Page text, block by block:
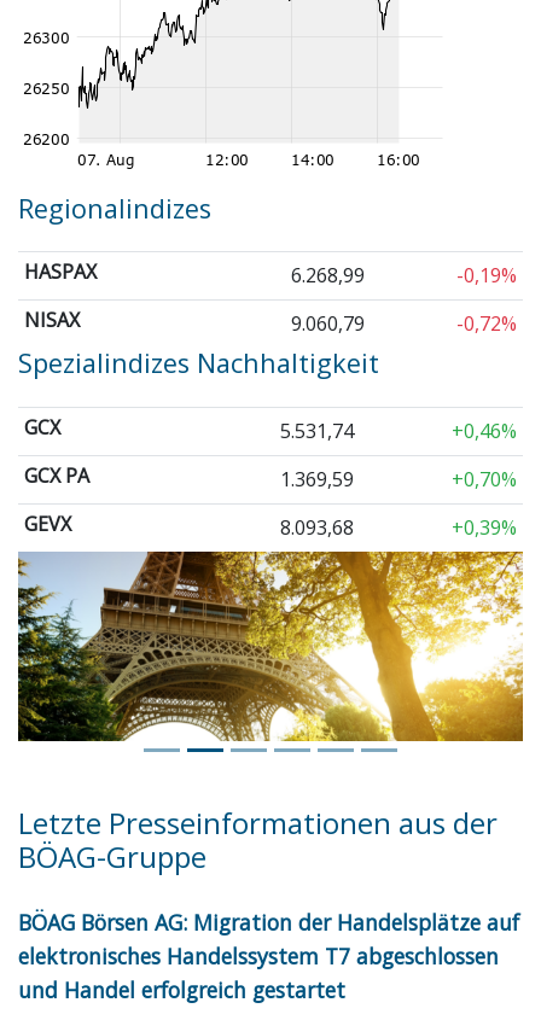
Regionalindizes
HASPAX 6.268,99
-0,19%
NISAX
9.060,79 -0,72%
Spezialindizes Nachhaltigkeit
GCX 5.531,74
+0,46%
GCX PA
1.369,59
+0,70%
GEVX
8.093,68 +0,39%
Letzte Presseinformationen aus der
BÖAG-Gruppe
BÖAG Börsen AG: Migration der Handelsplätze auf
elektronisches Handelssystem T7 abgeschlossen
und Handel erfolgreich gestartet